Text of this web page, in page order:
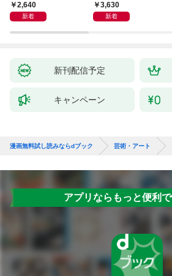
2,640
新着
3,630
新着
新刊配信予定
キャンペーン
漫画無料試し読みならdブック 芸術・アート
アプリならもっと便利で